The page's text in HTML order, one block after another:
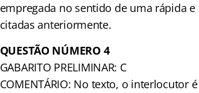
empregada no sentido de uma rápida
citadas anteriormente.
QUESTÃO NÚMERO 4
GABARITO PRELIMINAR: C
COMENTÁRIO: No texto, o